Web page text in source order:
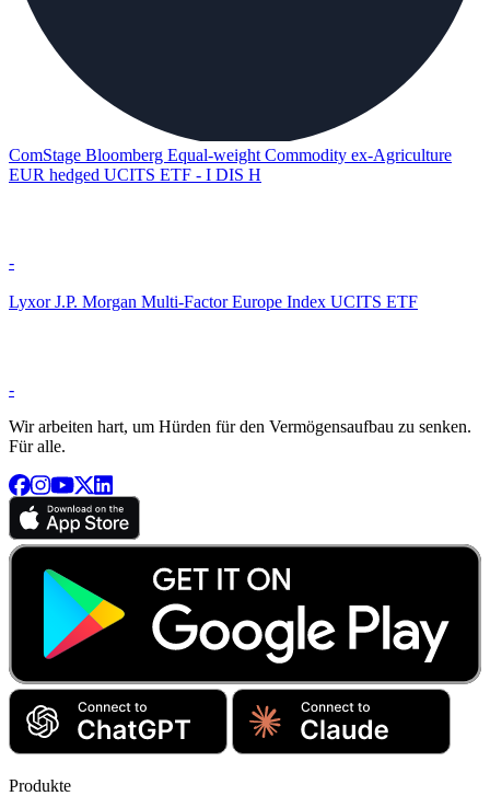
ComStage Bloomberg Equal-weight Commodity ex-Agriculture
EUR hedged UCITS ETF - I DIS H
-
Lyxor J.P. Morgan Multi-Factor Europe Index UCITS ETF
-
Wir arbeiten hart, um Hürden für den Vermögensaufbau zu senken.
Für alle.
Produkte